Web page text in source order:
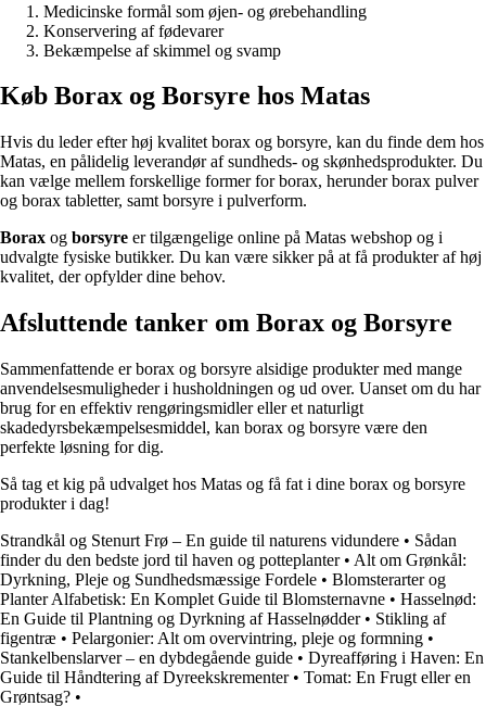
Medicinske formål som øjen- og ørebehandling
Konservering af fødevarer
Bekæmpelse af skimmel og svamp
Køb Borax og Borsyre hos Matas
Hvis du leder efter høj kvalitet borax og borsyre, kan du finde dem hos
Matas, en pålidelig leverandør af sundheds- og skønhedsprodukter. Du
kan vælge mellem forskellige former for borax, herunder borax pulver
og borax tabletter, samt borsyre i pulverform.
Borax og borsyre er tilgængelige online på Matas webshop og i
udvalgte fysiske butikker. Du kan være sikker på at få produkter af høj
kvalitet, der opfylder dine behov.
Afsluttende tanker om Borax og Borsyre
Sammenfattende er borax og borsyre alsidige produkter med mange
anvendelsesmuligheder i husholdningen og ud over. Uanset om du har
brug for en effektiv rengøringsmidler eller et naturligt
skadedyrsbekæmpelsesmiddel, kan borax og borsyre være den
perfekte løsning for dig.
Så tag et kig på udvalget hos Matas og få fat i dine borax og borsyre
produkter i dag!
Strandkål og Stenurt Frø – En guide til naturens vidundere • Sådan
finder du den bedste jord til haven og potteplanter• Alt om Grønkål:
Dyrkning, Pleje og Sundhedsmæssige Fordele • Blomsterarter og
Planter Alfabetisk: En Komplet Guide til Blomsternavne • Hasselnød:
En Guide til Plantning og Dyrkning af Hasselnødder• Stikling af
figentræ • Pelargonier: Alt om overvintring, pleje og formning •
Stankelbenslarver – en dybdegående guide • Dyreafføring i Haven: En
Guide til Håndtering af Dyreekskrementer• Tomat: En Frugt eller en
Grøntsag? •